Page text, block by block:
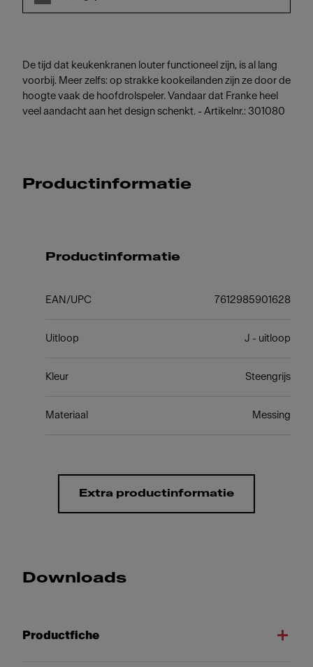
De tijd dat keukenkranen louter functioneel zijn, is al lang
voorbij. Meer zelfs: op strakke kookeilanden zijn ze door de
hoogte vaak de hoofdrolspeler. Vandaar dat Franke heel
veel aandacht aan het design schenkt. - Artikelnr.: 301080
Productinformatie
Productinformatie
EAN/UPC 7612985901628
Uitloop J - uitloop
Kleur Steengrijs
Materiaal Messing
Extra productinformatie
Downloads
Productfiche